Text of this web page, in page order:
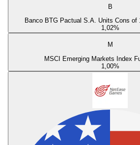
B
Banco BTG Pactual S.A. Units Cons of
1,02%
M
MSCI Emerging Markets Index
1,00%